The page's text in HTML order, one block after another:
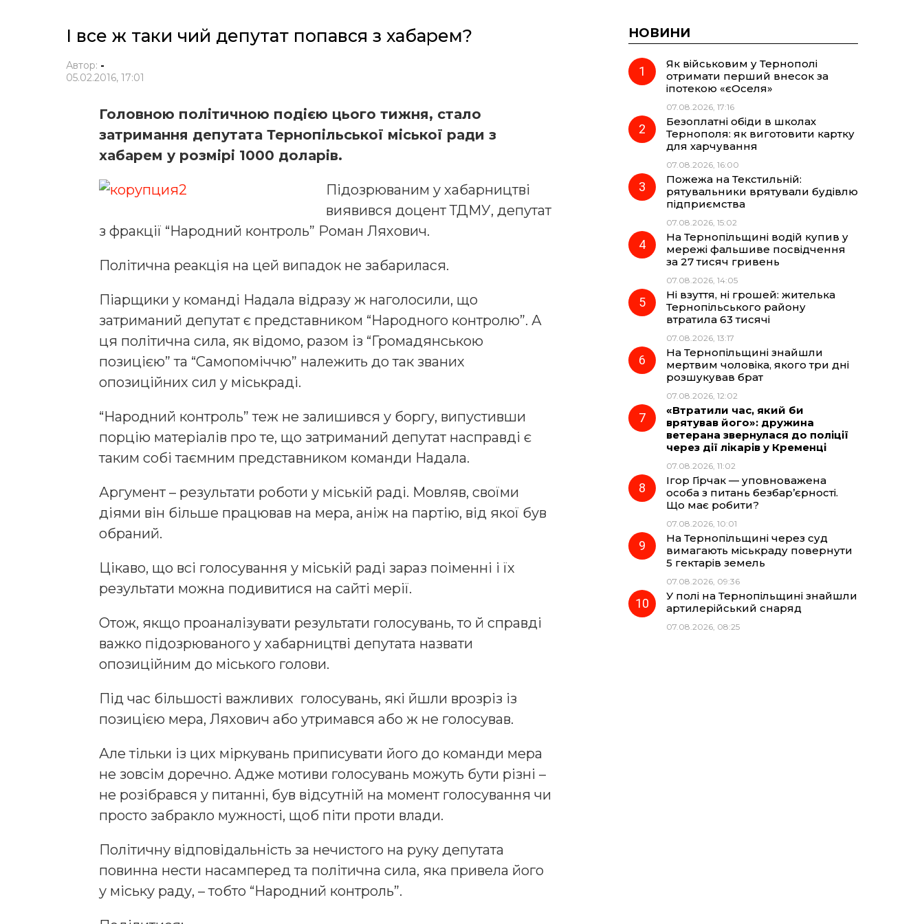
І все ж таки чий депутат попався з хабарем?
Автор: -
05.02.2016, 17:01
Головною політичною подією цього тижня, стало
затримання депутата Тернопільської міської ради з
хабарем у розмірі 1000 доларів.
Підозрюваним у хабарництві
виявився доцент ТДМУ, депутат
з фракції “Народний контроль” Роман Ляхович.
Політична реакція на цей випадок не забарилася.
Піарщики у команді Надала відразу ж наголосили, що
затриманий депутат є представником “Народного контролю”. А
ця політична сила, як відомо, разом із “Громадянською
позицією” та “Самопоміччю” належить до так званих
опозиційних сил у міськраді.
“Народний контроль” теж не залишився у боргу, випустивши
порцію матеріалів про те, що затриманий депутат насправді є
таким собі таємним представником команди Надала.
Аргумент – результати роботи у міській раді. Мовляв, своїми
діями він більше працював на мера, аніж на партію, від якої був
обраний.
Цікаво, що всі голосування у міській раді зараз поіменні і їх
результати можна подивитися на сайті мерії.
Отож, якщо проаналізувати результати голосувань, то й справді
важко підозрюваного у хабарництві депутата назвати
опозиційним до міського голови.
Під час більшості важливих голосувань, які йшли врозріз із
позицією мера, Ляхович або утримався або ж не голосував.
Але тільки із цих міркувань приписувати його до команди мера
не зовсім доречно. Адже мотиви голосувань можуть бути різні –
не розібрався у питанні, був відсутній на момент голосування чи
просто забракло мужності, щоб піти проти влади.
Політичну відповідальність за нечистого на руку депутата
повинна нести насамперед та політична сила, яка привела його
у міську раду, – тобто “Народний контроль”.
НОВИНИ
Як військовим у Тернополі
отримати перший внесок за
іпотекою «єОселя»
07.08.2026, 17:16
Безоплатні обіди в школах
Тернополя: як виготовити картку
для харчування
07.08.2026, 16:00
Пожежа на Текстильній:
рятувальники врятували будівлю
підприємства
07.08.2026, 15:02
На Тернопільщині водій купив у
мережі фальшиве посвідчення
за 27 тисяч гривень
07.08.2026, 14:05
Ні взуття, ні грошей: жителька
Тернопільського району
втратила 63 тисячі
07.08.2026, 13:17
На Тернопільщині знайшли
мертвим чоловіка, якого три дні
розшукував брат
07.08.2026, 12:02
«Втратили час, який би
врятував його»: дружина
ветерана звернулася до поліції
через дії лікарів у Кременці
07.08.2026, 11:02
Ігор Гірчак — уповноважена
особа з питань безбар’єрності.
Що має робити?
07.08.2026, 10:01
На Тернопільщині через суд
вимагають міськраду повернути
5 гектарів земель
07.08.2026, 09:36
У полі на Тернопільщині знайшли
артилерійський снаряд
07.08.2026, 08:25